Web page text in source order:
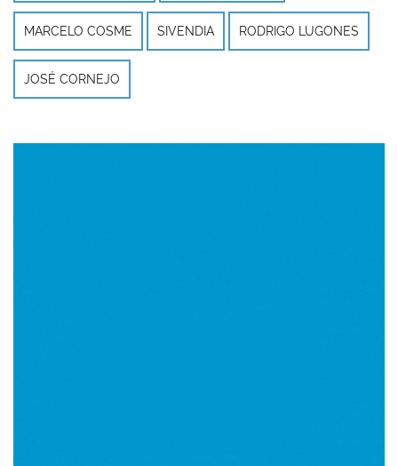
MARCELO COSME SIVENDIA RODRIGO LUGONES
JOSÉ CORNEJO